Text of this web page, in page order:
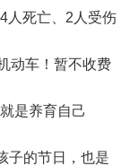
人死亡、2人受伤
动车！暂不收费
是养育自己
子的节日，也是